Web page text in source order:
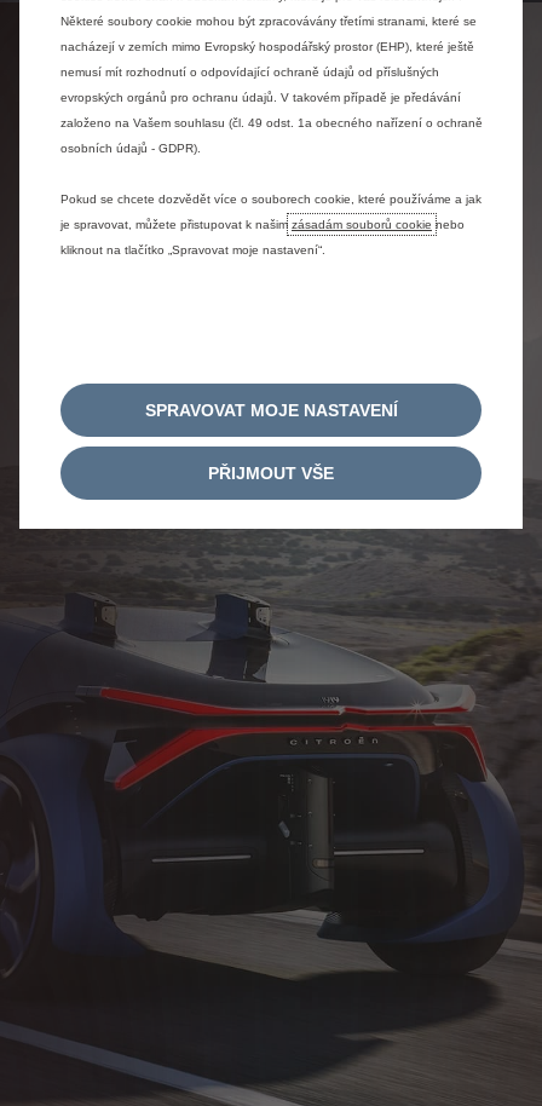
KONCEPT CITROËN 19_19
Zjistit více
Některé soubory cookie mohou být zpracovávány třetími stranami, které se
nacházejí v zemích mimo Evropský hospodářský prostor (EHP), které ještě
nemusí mít rozhodnutí o odpovídající ochraně údajů od příslušných
evropských orgánů pro ochranu údajů. V takovém případě je předávání
založeno na Vašem souhlasu (čl. 49 odst. 1a obecného nařízení o ochraně
osobních údajů - GDPR).
Pokud se chcete dozvědět více o souborech cookie, které používáme a jak
je spravovat, můžete přistupovat k našim zásadám souborů cookie nebo
kliknout na tlačítko „Spravovat moje nastavení“.
SPRAVOVAT MOJE NASTAVENÍ
PŘIJMOUT VŠE